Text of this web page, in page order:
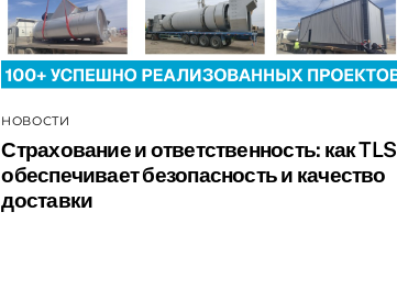
НОВОСТИ
Страхование и ответственность: как TLS
обеспечивает безопасность и качество
доставки